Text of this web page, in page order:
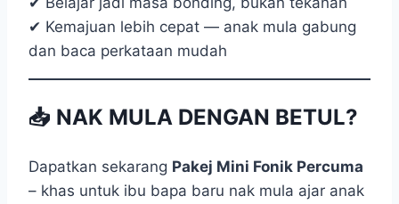
✔ Kemajuan lebih cepat — anak mula gabung
dan baca perkataan mudah
📥 NAK MULA DENGAN BETUL?
Dapatkan sekarang Pakej Mini Fonik Percuma
– khas untuk ibu bapa baru nak mula ajar anak